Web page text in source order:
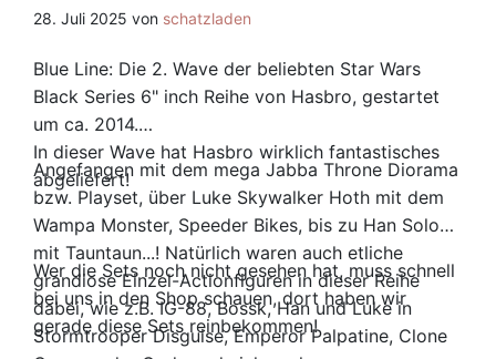
28. Juli 2025 von schatzladen
Blue Line: Die 2. Wave der beliebten Star Wars
Black Series 6" inch Reihe von Hasbro, gestartet
um ca. 2014.
In dieser Wave hat Hasbro wirklich fantastisches
abgeliefert!
Angefangen mit dem mega Jabba Throne Diorama
bzw. Playset, über Luke Skywalker Hoth mit dem
Wampa Monster, Speeder Bikes, bis zu Han Solo
mit Tauntaun...! Natürlich waren auch etliche
grandiose Einzel-Actionfiguren in dieser Reihe
dabei, wie z.B. IG-88, Bossk, Han und Luke in
Stormtrooper Disguise, Emperor Palpatine, Clone
Wer die Sets noch nicht gesehen hat, muss schnell
bei uns in den Shop schauen, dort haben wir
gerade diese Sets reinbekommen!